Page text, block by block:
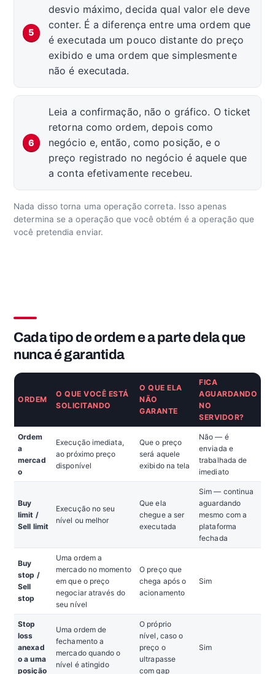
desvio máximo, decida qual valor ele deve
conter. É a diferença entre uma ordem que
é executada um pouco distante do preço
exibido e uma ordem que simplesmente
não é executada.
Leia a confirmação, não o gráfico. O ticket
retorna como ordem, depois como
negócio e, então, como posição, e o
preço registrado no negócio é aquele que
a conta efetivamente recebeu.
Nada disso torna uma operação correta. Isso apenas
determina se a operação que você obtém é a operação que
você pretendia enviar.
Cada tipo de ordem e a parte dela que
nunca é garantida
ORDEM
O QUE VOCÊ ESTÁ
SOLICITANDO
O QUE ELA
NÃO
GARANTE
FICA
AGUARDANDO
NO
SERVIDOR?
Ordem
a
mercad
o
Execução imediata,
ao próximo preço
disponível
Que o preço
será aquele
exibido na tela
Não — é
enviada e
trabalhada de
imediato
Buy
limit /
Sell limit
Execução no seu
nível ou melhor
Que ela
chegue a ser
executada
Sim — continua
aguardando
mesmo com a
plataforma
fechada
Buy
stop /
Sell
stop
Uma ordem a
mercado no momento
em que o preço
negociar através do
seu nível
O preço que
chega após o
acionamento
Sim
Stop
loss
anexad
o a uma
posição
Uma ordem de
fechamento a
mercado quando o
nível é atingido
O próprio
nível, caso o
preço o
ultrapasse
com gap
Sim